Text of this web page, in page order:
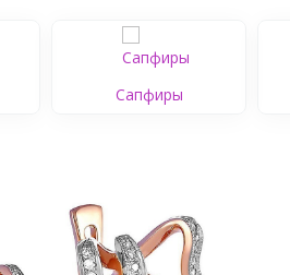
Сапфиры